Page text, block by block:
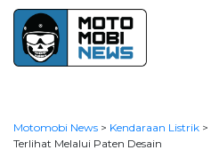
Motomobi News > Kendaraan Listrik >
Terlihat Melalui Paten Desain